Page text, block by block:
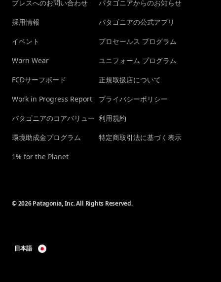
プレスへのお問い合わせ
採用情報
イベント
Worn Wear
FCDサーフボード
Work in Progress Report
パタゴニアのコアバリュー
環境助成金プログラム
1% for the Planet
パタゴニアからのお知らせ
パタゴニアの公式アプリ
プロセールス プログラム
ユニフォーム プログラム
正規取扱店について
プライバシーポリシー
利用規約
特定商取引法に基づく表示
© 2026 Patagonia, Inc. All Rights Reserved.
日本語